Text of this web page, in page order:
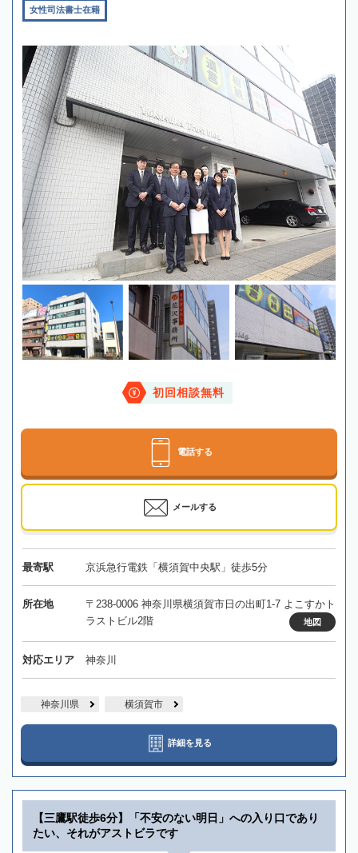
女性司法書士在籍
初回相談無料
電話する
メールする
最寄駅 京浜急行電鉄「横須賀中央駅」徒歩5分
所在地
〒238-0006 神奈川県横須賀市日の出町1-7 よこすかト
ラストビル2階
地図
対応エリア 神奈川
神奈川県 横須賀市
詳細を見る
【三鷹駅徒歩6分】「不安のない明日」への入り口であり
たい、それがアストビラです